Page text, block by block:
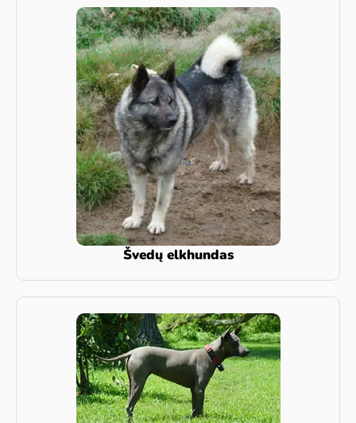
Švedų elkhundas